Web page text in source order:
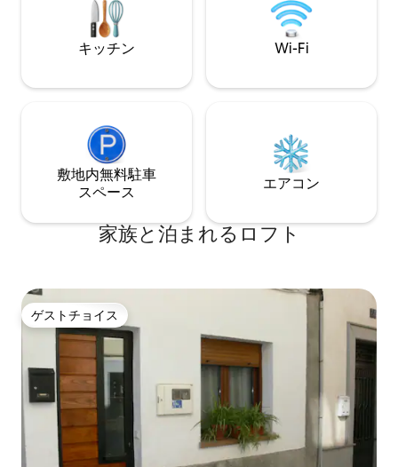
クスして特別な時
ができます。
キッチン Wi-Fi
敷地内無料駐⁠車
ス⁠ペ⁠ー⁠ス
エアコン
家族と泊まれるロフト
ゲストチョイス
ゲストチョイス